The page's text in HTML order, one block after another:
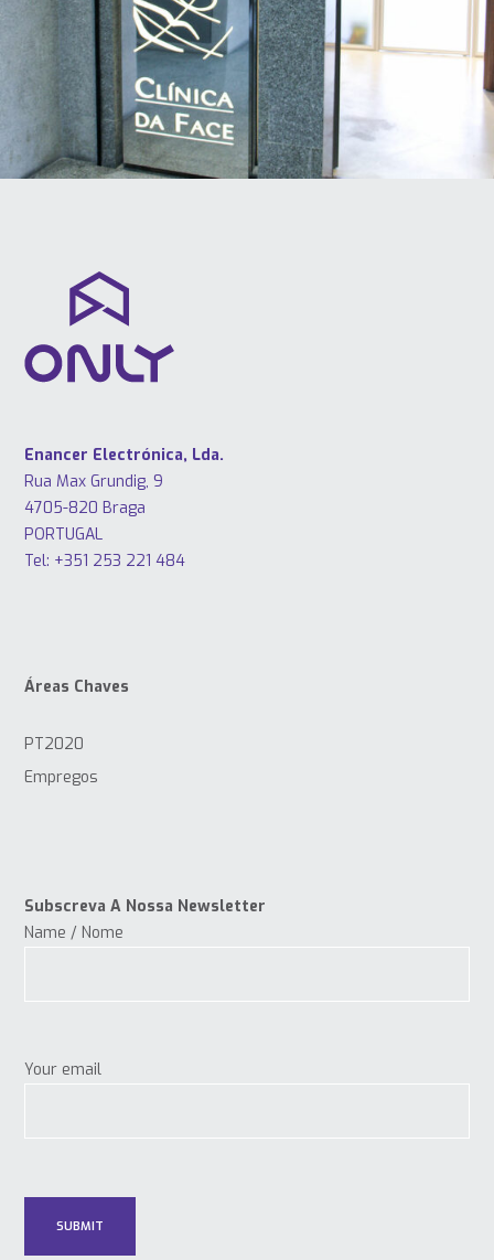
Enancer Electrónica, Lda.
Rua Max Grundig, 9
4705-820 Braga
PORTUGAL
Tel: +351 253 221 484
Áreas Chaves
PT2020
Empregos
Subscreva A Nossa Newsletter
Name / Nome
Your email